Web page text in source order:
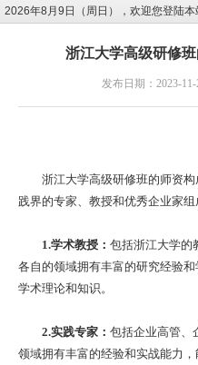
2026年8月9日（周日），欢迎您登陆本
浙江大学高级研修
发布日期：2023-
浙江大学高级研修班的师资
践界的专家、教授和优秀企业家
1.学术教授： 包括浙江大学的
各自的领域拥有丰富的研究经验
学术理论和知识。
2.实践专家： 包括企业高管、
领域拥有丰富的经验和实战能力